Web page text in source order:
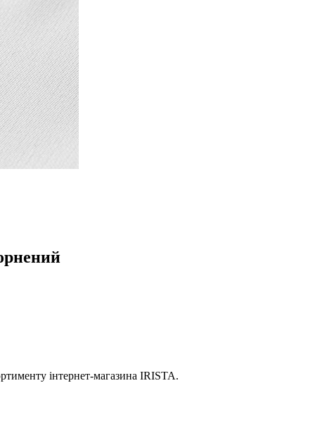
інтернет-магазина IRISTA.